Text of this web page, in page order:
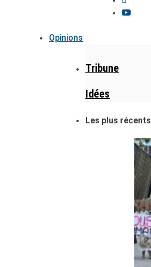
Opinions
Tribune
Idées
Les plus récents